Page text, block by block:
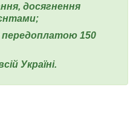
досягнення
передоплатою 150
Україні.